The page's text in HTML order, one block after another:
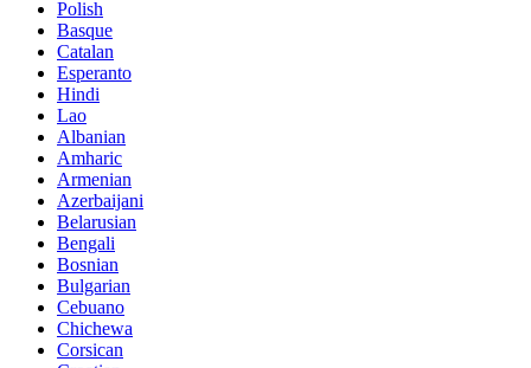
Polish
Basque
Catalan
Esperanto
Hindi
Lao
Albanian
Amharic
Armenian
Azerbaijani
Belarusian
Bengali
Bosnian
Bulgarian
Cebuano
Chichewa
Corsican